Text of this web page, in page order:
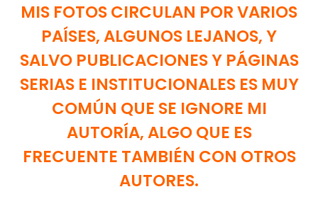
MIS FOTOS CIRCULAN POR VARIOS
PAÍSES, ALGUNOS LEJANOS, Y
SALVO PUBLICACIONES Y PÁGINAS
SERIAS E INSTITUCIONALES ES MUY
COMÚN QUE SE IGNORE MI
AUTORÍA, ALGO QUE ES
FRECUENTE TAMBIÉN CON OTROS
AUTORES.